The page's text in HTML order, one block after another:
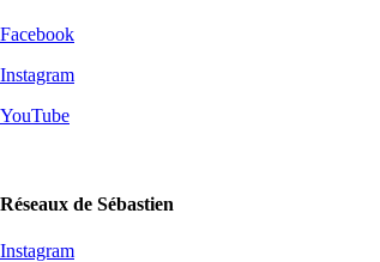
Facebook
Instagram
YouTube
Réseaux de Sébastien
Instagram